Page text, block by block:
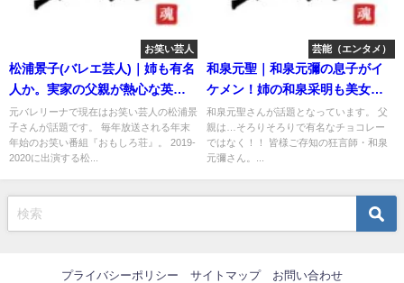
お笑い芸人
松浦景子(バレエ芸人)｜姉も有名
人か。実家の父親が熱心な英才
教育！
元バレリーナで現在はお笑い芸人の松浦景
子さんが話題です。 毎年放送される年末
年始のお笑い番組『おもしろ荘』。 2019-
2020に出演する松...
芸能（エンタメ）
和泉元聖｜和泉元彌の息子がイ
ケメン！姉の和泉采明も美女だ
った！
和泉元聖さんが話題となっています。 父
親は…そろりそろりで有名なチョコレー
ではなく！！ 皆様ご存知の狂言師・和泉
元彌さん。...
プライバシーポリシー サイトマップ お問い合わせ